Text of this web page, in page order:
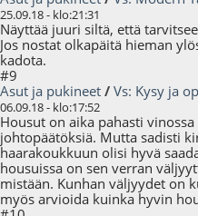
25.09.18 - klo:21:31
Näyttää juuri siltä, että
Jos nostat olkapäitä hieman
kadota.
#9
Asut ja pukineet / Vs: Kysy ja
06.09.18 - klo:17:52
Housut on aika pahasti
johtopäätöksiä. Mutta sadisti
haarakoukkuun olisi hyvä
housuissa on sen verran
mistään. Kunhan väljyydet on
myös arvioida kuinka hyvin